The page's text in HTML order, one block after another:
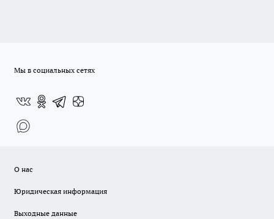
Мы в социальных сетях
О нас
Юридическая информация
Выходные данные